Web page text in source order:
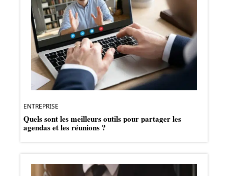
ENTREPRISE
Quels sont les meilleurs outils pour partager les
agendas et les réunions ?